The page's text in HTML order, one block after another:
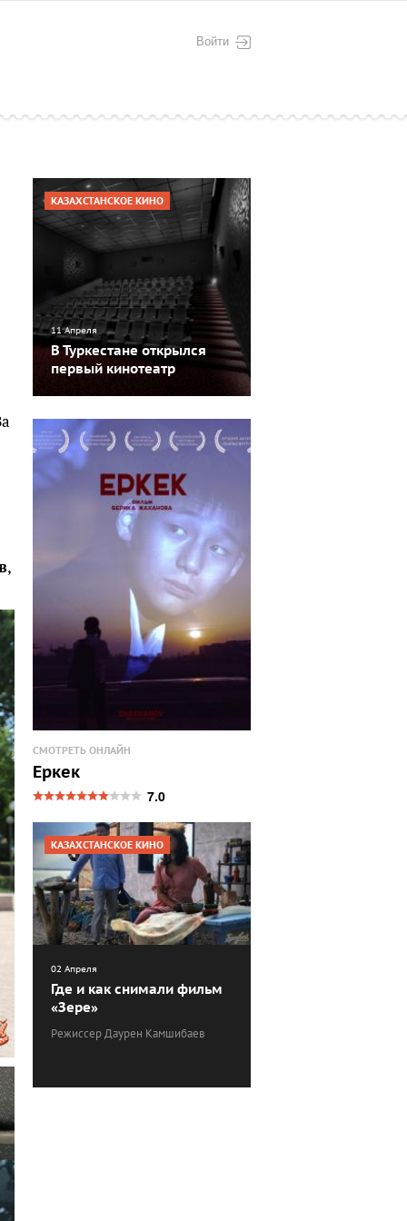
Войти
,
КАЗАХСТАНСКОЕ КИНО
11 Апреля
В Туркестане открылся
первый кинотеатр
СМОТРЕТЬ ОНЛАЙН
Еркек
7.0
КАЗАХСТАНСКОЕ КИНО
02 Апреля
Где и как снимали фильм
«Зере»
Режиссер Даурен Камшибаев